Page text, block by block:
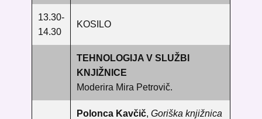
13.30-
14.30
KOSILO
TEHNOLOGIJA V SLUŽBI
KNJIŽNICE
Moderira Mira Petrovič.
Polonca Kavčič, Goriška knjižnica